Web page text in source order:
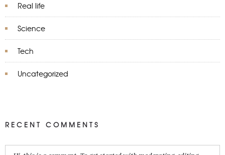
Real life
Science
Tech
Uncategorized
RECENT COMMENTS